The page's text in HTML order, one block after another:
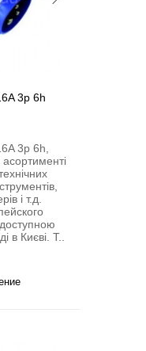
3p 6h
3p 6h,
і т.д.
в Києві. Т..